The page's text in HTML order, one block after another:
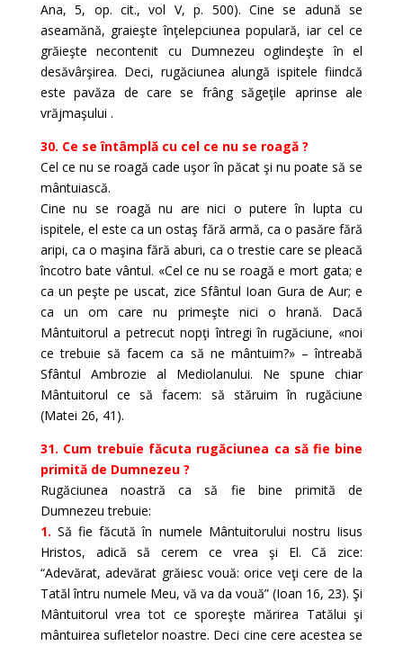
Ana, 5, op. cit., vol V, p. 500). Cine se adună se
aseamănă, graieşte înţelepciunea populară, iar cel ce
grăieşte necontenit cu Dumnezeu oglindeşte în el
desăvârşirea. Deci, rugăciunea alungă ispitele fiindcă
este pavăza de care se frâng săgeţile aprinse ale
vrăjmaşului .
30. Ce se întâmplă cu cel ce nu se roagă ?
Cel ce nu se roagă cade uşor în păcat şi nu poate să se
mântuiască.
Cine nu se roagă nu are nici o putere în lupta cu
ispitele, el este ca un ostaş fără armă, ca o pasăre fără
aripi, ca o maşina fără aburi, ca o trestie care se pleacă
încotro bate vântul. «Cel ce nu se roagă e mort gata; e
ca un peşte pe uscat, zice Sfântul Ioan Gura de Aur; e
ca un om care nu primeşte nici o hrană. Dacă
Mântuitorul a petrecut nopţi întregi în rugăciune, «noi
ce trebuie să facem ca să ne mântuim?» – întreabă
Sfântul Ambrozie al Mediolanului. Ne spune chiar
Mântuitorul ce să facem: să stăruim în rugăciune
(Matei 26, 41).
31. Cum trebuie făcuta rugăciunea ca să fie bine
primită de Dumnezeu ?
Rugăciunea noastră ca să fie bine primită de
Dumnezeu trebuie:
1. Să fie făcută în numele Mântuitorului nostru Iisus
Hristos, adică să cerem ce vrea şi El. Că zice:
“Adevărat, adevărat grăiesc vouă: orice veţi cere de la
Tatăl întru numele Meu, vă va da vouă” (Ioan 16, 23). Şi
Mântuitorul vrea tot ce sporeşte mărirea Tatălui şi
mântuirea sufletelor noastre. Deci cine cere acestea se